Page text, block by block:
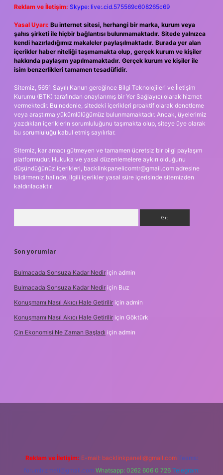
Reklam ve İletişim: Skype: live:.cid.575569c608265c69
Yasal Uyarı: Bu internet sitesi, herhangi bir marka, kurum veya
şahıs şirketi ile hiçbir bağlantısı bulunmamaktadır. Sitede yalnızca
kendi hazırladığımız makaleler paylaşılmaktadır. Burada yer alan
içerikler haber niteliği taşımamakta olup, gerçek kurum ve kişiler
hakkında paylaşım yapılmamaktadır. Gerçek kurum ve kişiler ile
isim benzerlikleri tamamen tesadüfidir.
Sitemiz, 5651 Sayılı Kanun gereğince Bilgi Teknolojileri ve İletişim
Kurumu (BTK) tarafından onaylanmış bir Yer Sağlayıcı olarak hizmet
vermektedir. Bu nedenle, sitedeki içerikleri proaktif olarak denetleme
veya araştırma yükümlülüğümüz bulunmamaktadır. Ancak, üyelerimiz
yazdıkları içeriklerin sorumluluğunu taşımakta olup, siteye üye olarak
bu sorumluluğu kabul etmiş sayılırlar.
Sitemiz, kar amacı gütmeyen ve tamamen ücretsiz bir bilgi paylaşım
platformudur. Hukuka ve yasal düzenlemelere aykırı olduğunu
düşündüğünüz içerikleri, backlinkpanelicomtr@gmail.com adresine
bildirmeniz halinde, ilgili içerikler yasal süre içerisinde sitemizden
kaldırılacaktır.
Son yorumlar
Bulmacada Sonsuza Kadar Nedir için admin
Bulmacada Sonsuza Kadar Nedir için Buz
Konuşmamı Nasıl Akıcı Hale Getirilir için admin
Konuşmamı Nasıl Akıcı Hale Getirilir için Göktürk
Çin Ekonomisi Ne Zaman Başladı için admin
Reklam ve İletişim: E-mail: backlinkpaneli@gmail.com Teams:
forumhizmeti@gmail.com Whatsapp: 0262 606 0 726 Telegram: